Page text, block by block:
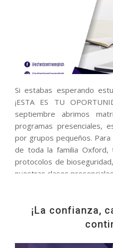
Si estabas esperando
¡ESTA ES TU
septiembre abrimos
programas presenciales,
por grupos pequeños.
de toda la familia Oxford,
protocolos de
nuestras clases presenciales.
¡La confianza,